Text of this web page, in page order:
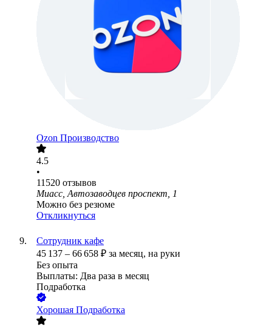
Ozon Производство
4.5
•
11520 отзывов
Миасс, Автозаводцев проспект, 1
Можно без резюме
Откликнуться
Сотрудник кафе
45 137 – 66 658 ₽ за месяц, на руки
Без опыта
Выплаты: Два раза в месяц
Подработка
Хорошая Подработка